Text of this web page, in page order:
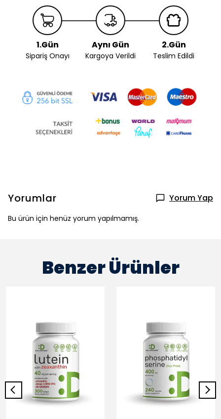
1.Gün
Sipariş Onayı
Aynı Gün
Kargoya Verildi
2.Gün
Teslim Edildi
Yorumlar Yorum Yap
Bu ürün için henüz yorum yapılmamış.
Benzer Ürünler